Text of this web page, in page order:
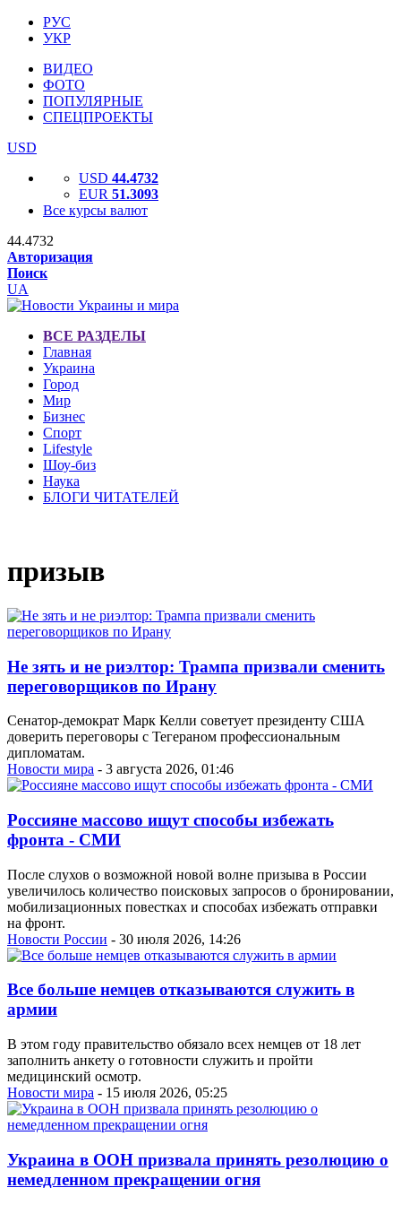
РУС
УКР
ВИДЕО
ФОТО
ПОПУЛЯРНЫЕ
СПЕЦПРОЕКТЫ
USD
USD 44.4732
EUR 51.3093
Все курсы валют
44.4732
Авторизация
Поиск
UA
ВСЕ РАЗДЕЛЫ
Главная
Украина
Город
Мир
Бизнес
Спорт
Lifestyle
Шоу-биз
Наука
БЛОГИ ЧИТАТЕЛЕЙ
призыв
Не зять и не риэлтор: Трампа призвали сменить
переговорщиков по Ирану
Сенатор-демократ Марк Келли советует президенту США
доверить переговоры с Тегераном профессиональным
дипломатам.
Новости мира - 3 августа 2026, 01:46
Россияне массово ищут способы избежать
фронта - СМИ
После слухов о возможной новой волне призыва в России
увеличилось количество поисковых запросов о бронировании,
мобилизационных повестках и способах избежать отправки
на фронт.
Новости России - 30 июля 2026, 14:26
Все больше немцев отказываются служить в
армии
В этом году правительство обязало всех немцев от 18 лет
заполнить анкету о готовности служить и пройти
медицинский осмотр.
Новости мира - 15 июля 2026, 05:25
Украина в ООН призвала принять резолюцию о
немедленном прекращении огня